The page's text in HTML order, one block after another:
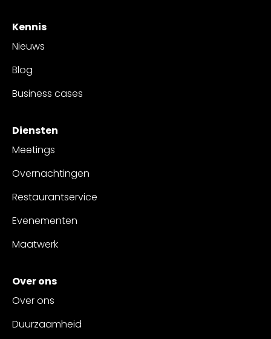
Kennis
Nieuws
Blog
Business cases
Diensten
Meetings
Overnachtingen
Restaurantservice
Evenementen
Maatwerk
Over ons
Over ons
Duurzaamheid